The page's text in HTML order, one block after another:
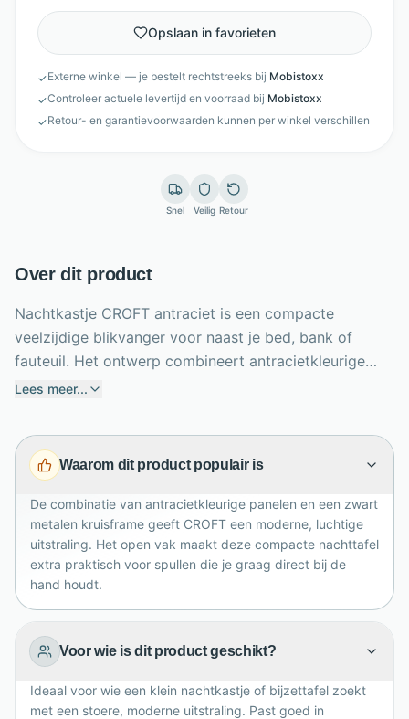
Opslaan in favorieten
✓Externe winkel — je bestelt rechtstreeks bij Mobistoxx
✓Controleer actuele levertijd en voorraad bij Mobistoxx
✓Retour- en garantievoorwaarden kunnen per winkel verschillen
Snel Veilig Retour
Over dit product
Nachtkastje CROFT antraciet is een compacte
veelzijdige blikvanger voor naast je bed, bank of
fauteuil. Het ontwerp combineert antracietkleurige
spaanplaat met een zwart metalen frame en een
breedte van 50 cm en diepte van 40 cm biedt CROFT
een praktisch oppervlak voor een lamp, boek of kop
koffie. Het open opbergvak houdt tijdschriften,
afstandsbedieningen of nachtelijke essentials binnen
handbereik. Dankzij zijn luchtige vormgeving oogt
deze nachttafel nooit zwaar en past hij moeiteloos in
moderne, industriële of minimalistische interieurs. Een
stijlvolle keuze voor wie compacte functionaliteit en
Lees meer...
Waarom dit product populair is
De combinatie van antracietkleurige panelen en een zwart
metalen kruisframe geeft CROFT een moderne, luchtige
uitstraling. Het open vak maakt deze compacte nachttafel
extra praktisch voor spullen die je graag direct bij de
hand houdt.
Voor wie is dit product geschikt?
Ideaal voor wie een klein nachtkastje of bijzettafel zoekt
met een stoere, moderne uitstraling. Past goed in